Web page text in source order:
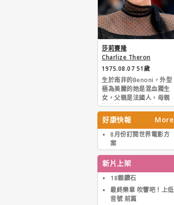
莎莉賽隆
Charlize Theron
1975.08.07 51歲
生於南非的Benoni，外型
極為美麗的她是混血獨生
女，父親是法國人，母親
則是德國人。6歲時即開
始學習芭蕾舞，16歲時曾
在當地贏得模特大賽的冠
軍。之後她遠渡重洋先後
到過到義大利和美國尋求
發展。在紐約她曾尋得一
份跳芭蕾舞的職業，但不
久由於膝蓋受傷而被迫放
棄。18歲時，母親帶她來
到好萊塢尋求在銀幕上的
發展。一天她在好萊塢的
好康快報 More
8月份訂閱世界電影方
案
新片上架
18顆鑽石
最終樂章 吹響吧！上低
音號 前篇